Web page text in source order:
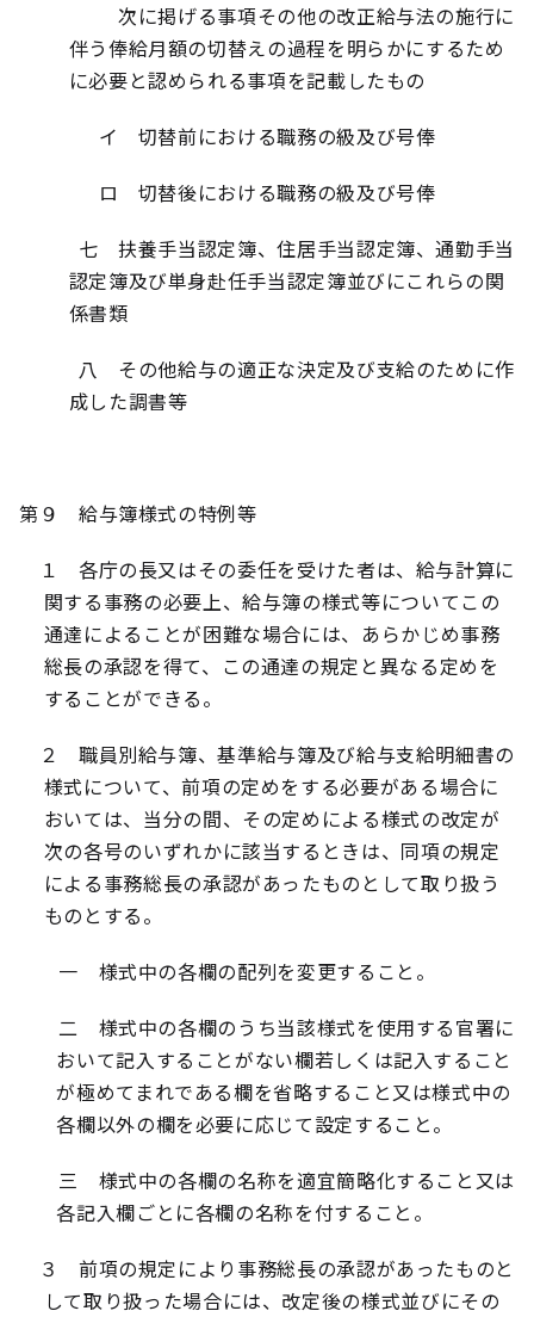
次に掲げる事項その他の改正給与法の施行に
伴う俸給月額の切替えの過程を明らかにするため
に必要と認められる事項を記載したもの
イ 切替前における職務の級及び号俸
ロ 切替後における職務の級及び号俸
七 扶養手当認定簿、住居手当認定簿、通勤手当
認定簿及び単身赴任手当認定簿並びにこれらの関
係書類
八 その他給与の適正な決定及び支給のために作
成した調書等
第９ 給与簿様式の特例等
１ 各庁の長又はその委任を受けた者は、給与計算に
関する事務の必要上、給与簿の様式等についてこの
通達によることが困難な場合には、あらかじめ事務
総長の承認を得て、この通達の規定と異なる定めを
することができる。
２ 職員別給与簿、基準給与簿及び給与支給明細書の
様式について、前項の定めをする必要がある場合に
おいては、当分の間、その定めによる様式の改定が
次の各号のいずれかに該当するときは、同項の規定
による事務総長の承認があったものとして取り扱う
ものとする。
一 様式中の各欄の配列を変更すること。
二 様式中の各欄のうち当該様式を使用する官署に
おいて記入することがない欄若しくは記入すること
が極めてまれである欄を省略すること又は様式中の
各欄以外の欄を必要に応じて設定すること。
三 様式中の各欄の名称を適宜簡略化すること又は
各記入欄ごとに各欄の名称を付すること。
３ 前項の規定により事務総長の承認があったものと
して取り扱った場合には、改定後の様式並びにその